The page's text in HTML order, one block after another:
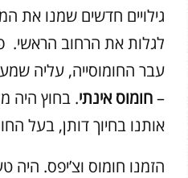
גילויים חדשים שמנו את
לגלות את הרחוב הראשי.
עבר החומוסייה, עליה
–חומוס אינתי. בחוץ היה
אותנו בחיוך דותן, בעל
הזמנו חומוס וצ’יפס. היה